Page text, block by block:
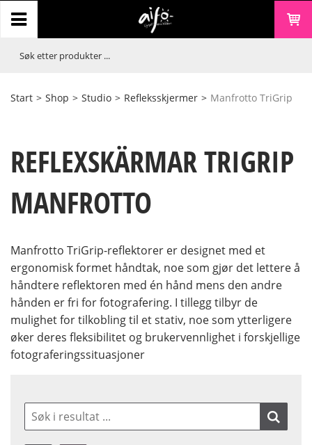
Start > Shop > Studio > Refleksskjermer > Manfrotto TriGrip
REFLEXSKÄRMAR TRIGRIP
MANFROTTO
Manfrotto TriGrip-reflektorer er designet med et
ergonomisk formet håndtak, noe som gjør det lettere å
håndtere reflektoren med én hånd mens den andre
hånden er fri for fotografering. I tillegg tilbyr de
mulighet for tilkobling til et stativ, noe som ytterligere
øker deres fleksibilitet og brukervennlighet i forskjellige
fotograferingssituasjoner